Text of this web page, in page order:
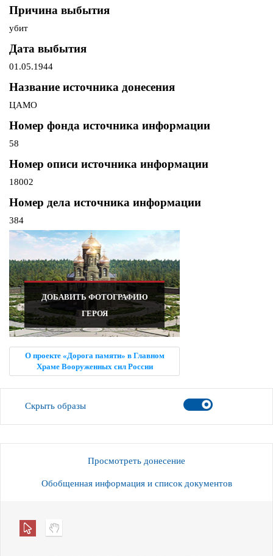
Причина выбытия
убит
Дата выбытия
01.05.1944
Название источника донесения
ЦАМО
Номер фонда источника информации
58
Номер описи источника информации
18002
Номер дела источника информации
384
ДОБАВИТЬ ФОТОГРАФИЮ
ГЕРОЯ
О проекте «Дорога памяти» в Главном
Храме Вооруженных сил России
Скрыть образы
Просмотреть донесение
Обобщенная информация и список документов